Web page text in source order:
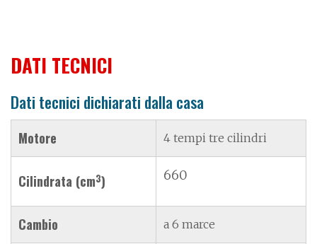
DATI TECNICI
Dati tecnici dichiarati dalla casa
Motore 4 tempi tre cilindri
Cilindrata (cm3) 660
Cambio a 6 marce